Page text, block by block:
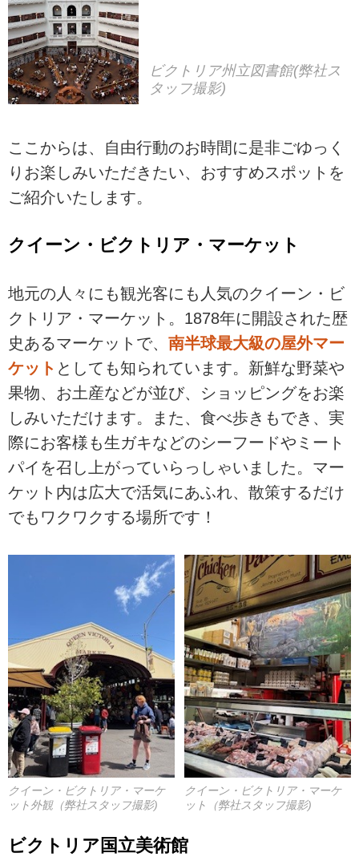
ビクトリア州立図書館(弊社ス
タッフ撮影)
ここからは、自由行動のお時間に是非ごゆっく
りお楽しみいただきたい、おすすめスポットを
ご紹介いたします。
クイーン・ビクトリア・マーケット
地元の人々にも観光客にも人気のクイーン・ビ
クトリア・マーケット。1878年に開設された歴
史あるマーケットで、 南半球最大級の屋外マー
ケット としても知られています。新鮮な野菜や
果物、お土産などが並び、ショッピングをお楽
しみいただけます。また、食べ歩きもでき、実
際にお客様も生ガキなどのシーフードやミート
パイを召し上がっていらっしゃいました。マー
ケット内は広大で活気にあふれ、散策するだけ
でもワクワクする場所です！
クイーン・ビクトリア・マーケ
ット外観（弊社スタッフ撮影)
クイーン・ビクトリア・マーケ
ット（弊社スタッフ撮影)
ビクトリア国立美術館